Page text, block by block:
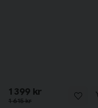
1 615 kr
1 399 kr